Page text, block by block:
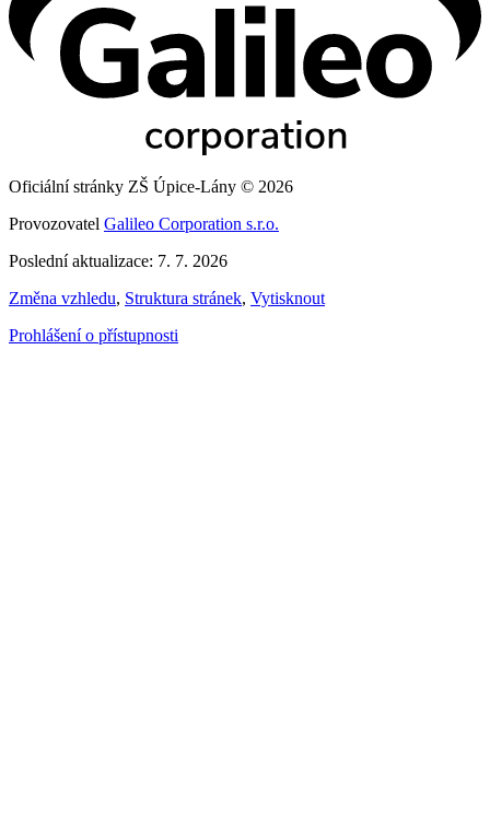
Oficiální stránky ZŠ Úpice-Lány © 2026
Provozovatel Galileo Corporation s.r.o.
Poslední aktualizace: 7. 7. 2026
Změna vzhledu, Struktura stránek, Vytisknout
Prohlášení o přístupnosti